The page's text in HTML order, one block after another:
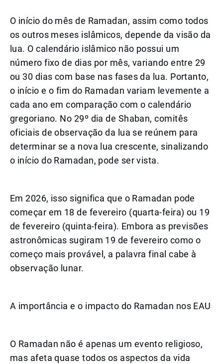
O início do mês de Ramadan, assim como todos
os outros meses islâmicos, depende da visão da
lua. O calendário islâmico não possui um
número fixo de dias por mês, variando entre 29
ou 30 dias com base nas fases da lua. Portanto,
o início e o fim do Ramadan variam levemente a
cada ano em comparação com o calendário
gregoriano. No 29º dia de Shaban, comitês
oficiais de observação da lua se reúnem para
determinar se a nova lua crescente, sinalizando
o início do Ramadan, pode ser vista.
Em 2026, isso significa que o Ramadan pode
começar em 18 de fevereiro (quarta-feira) ou 19
de fevereiro (quinta-feira). Embora as previsões
astronômicas sugiram 19 de fevereiro como o
começo mais provável, a palavra final cabe à
observação lunar.
A importância e o impacto do Ramadan nos EAU
O Ramadan não é apenas um evento religioso,
mas afeta quase todos os aspectos da vida